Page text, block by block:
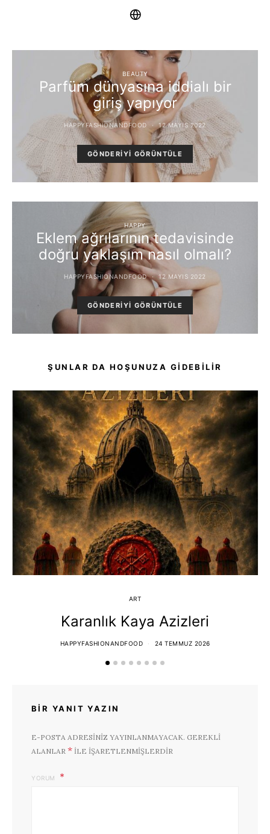
BEAUTY
Parfüm dünyasına iddialı bir
giriş yapıyor
HAPPYFASHIONANDFOOD 12 MAYIS 2022
GÖNDERIYI GÖRÜNTÜLE
HAPPY
Eklem ağrılarının tedavisinde
doğru yaklaşım nasıl olmalı?
HAPPYFASHIONANDFOOD 12 MAYIS 2022
GÖNDERIYI GÖRÜNTÜLE
ŞUNLAR DA HOŞUNUZA GIDEBILIR
ART
Karanlık Kaya Azizleri
HAPPYFASHIONANDFOOD 24 TEMMUZ 2026
BIR YANIT YAZIN
E-POSTA ADRESINIZ YAYINLANMAYACAK. GEREKLI
ALANLAR * ILE IŞARETLENMIŞLERDIR
YORUM